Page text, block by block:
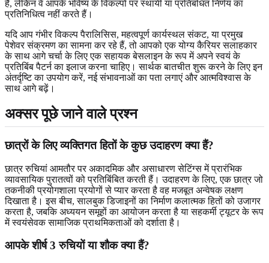
हैं, लेकिन वे आपके भविष्य के विकल्पों पर स्थायी या प्रतिबंधित निर्णय का
प्रतिनिधित्व नहीं करते हैं।
यदि आप गंभीर विकल्प पैरालिसिस, महत्वपूर्ण कार्यस्थल संकट, या प्रमुख
पेशेवर संक्रमण का सामना कर रहे हैं, तो आपको एक योग्य कैरियर सलाहकार
के साथ आगे चर्चा के लिए एक सहायक बेसलाइन के रूप में अपने स्वयं के
प्रतिबिंब पैटर्न का इलाज करना चाहिए। सार्थक बातचीत शुरू करने के लिए इन
अंतर्दृष्टि का उपयोग करें, नई संभावनाओं का पता लगाएं और आत्मविश्वास के
साथ आगे बढ़ें।
अक्सर पूछे जाने वाले प्रश्न
छात्रों के लिए व्यक्तिगत हितों के कुछ उदाहरण क्या हैं?
छात्र रुचियां आमतौर पर अकादमिक और असाधारण सेटिंग्स में प्रारंभिक
व्यावसायिक पुरातत्वों को प्रतिबिंबित करती हैं। उदाहरण के लिए, एक छात्र जो
तकनीकी प्रयोगशाला प्रयोगों से प्यार करता है वह मजबूत अन्वेषक लक्षण
दिखाता है। इस बीच, सालबुक डिजाइनों का निर्माण कलात्मक हितों को उजागर
करता है, जबकि अध्ययन समूहों का आयोजन करता है या सहकर्मी ट्यूटर के रूप
में स्वयंसेवक सामाजिक प्राथमिकताओं को दर्शाता है।
आपके शीर्ष 3 रुचियों या शौक क्या हैं?